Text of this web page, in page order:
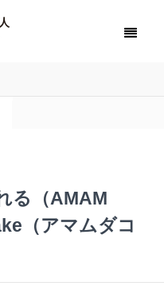
る（AMAM
（アマムダコ